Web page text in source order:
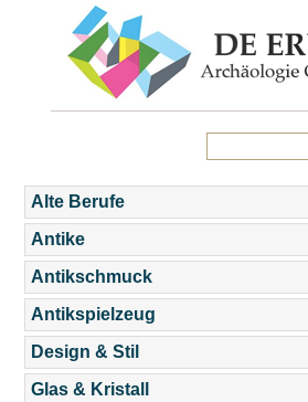
Alte Berufe
Antike
Antikschmuck
Antikspielzeug
Design & Stil
Glas & Kristall